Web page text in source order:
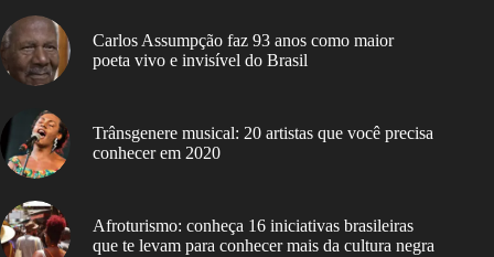
Carlos Assumpção faz 93 anos como maior
poeta vivo e invisível do Brasil
Trânsgenere musical: 20 artistas que você precisa
conhecer em 2020
Afroturismo: conheça 16 iniciativas brasileiras
que te levam para conhecer mais da cultura negra